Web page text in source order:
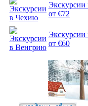
от €72
от €60